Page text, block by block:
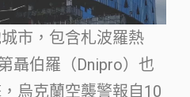
市，包含札波羅熱
聶伯羅（Dnipro）也
烏克蘭空襲警報自10